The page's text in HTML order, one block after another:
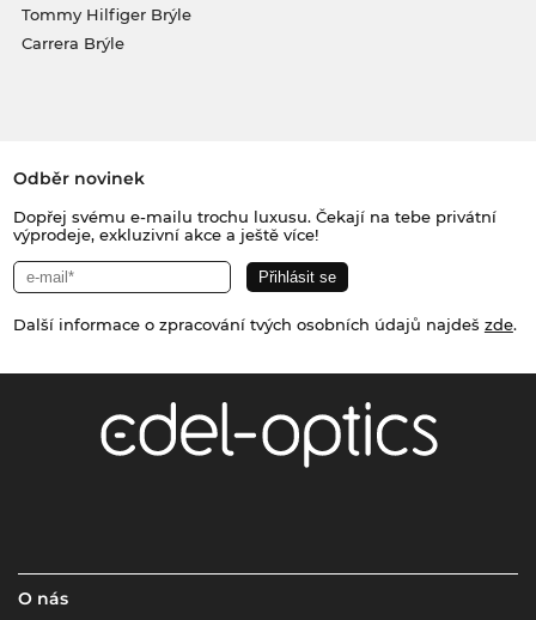
Tommy Hilfiger Brýle
Carrera Brýle
Odběr novinek
Dopřej svému e-mailu trochu luxusu. Čekají na tebe privátní
výprodeje, exkluzivní akce a ještě více!
Další informace o zpracování tvých osobních údajů najdeš zde.
O nás